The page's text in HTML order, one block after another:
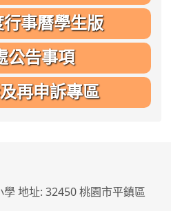
行事曆學生版
公告事項
再申訴專區
地址: 32450 桃園市平鎮區